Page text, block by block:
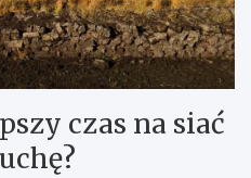
czas na siać